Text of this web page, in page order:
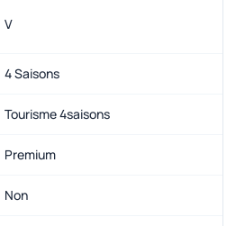
V
4 Saisons
Tourisme 4saisons
Premium
Non